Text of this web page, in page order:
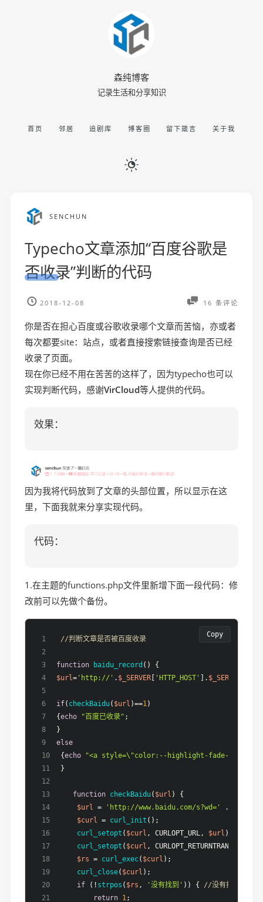
森纯博客
记录生活和分享知识
首页 邻居 追剧库 博客圈 留下箴言 关于我
SENCHUN
Typecho文章添加“百度谷歌是
否收录”判断的代码
2018-12-08 16 条评论
你是否在担心百度或谷歌收录哪个文章而苦恼，亦或者
每次都要site：站点，或者直接搜索链接查询是否已经
收录了页面。
现在你已经不用在苦苦的这样了，因为typecho也可以
实现判断代码，感谢VirCloud等人提供的代码。
效果：
因为我将代码放到了文章的头部位置，所以显示在这
里，下面我就来分享实现代码。
代码：
1.在主题的functions.php文件里新增下面一段代码：修
改前可以先做个备份。
//判断文章是否被百度收录
function baidu_record ( ) {
$url= 'http://' . $_SERVER 'HTTP_HOST' ]. $_SERVER
if( checkBaidu( $url )==1)
{echo "百度已收录" ;
}
else
{echo
"<a style=\"color:--highlight-fade-color;\"
}
function checkBaidu( $url ) {
$url = 'http://www.baidu.com/s?wd=' .
$curl = curl_init ();
curl_setopt ( $curl , CURLOPT_URL, $url );
curl_setopt ( $curl , CURLOPT_RETURNTRANSFER,
$rs = curl_exec( $curl );
curl_close( $curl );
if (! strpos ( $rs , '没有找到' )) { //没有找到说明
return 1;
Copy